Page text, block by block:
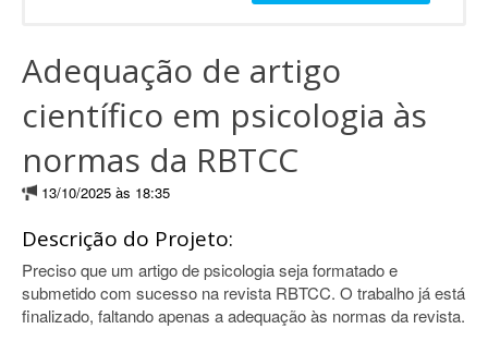
Adequação de artigo
científico em psicologia às
normas da RBTCC
13/10/2025 às 18:35
Descrição do Projeto:
Preciso que um artigo de psicologia seja formatado e
submetido com sucesso na revista RBTCC. O trabalho já está
finalizado, faltando apenas a adequação às normas da revista.